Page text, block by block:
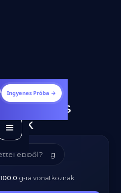
Ingyenes Próba →
–
és
g
100.0 g-ra vonatkoznak.